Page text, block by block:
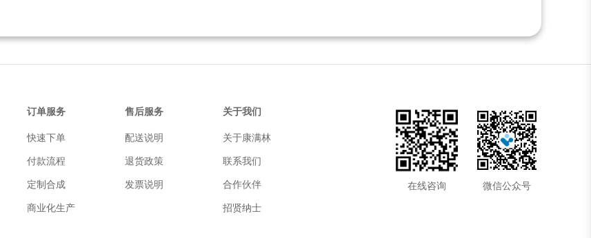
订单服务
快速下单
付款流程
定制合成
商业化生产
售后服务
配送说明
退货政策
发票说明
关于我们
关于康满林
联系我们
合作伙伴
招贤纳士
微信公众号
在线咨询